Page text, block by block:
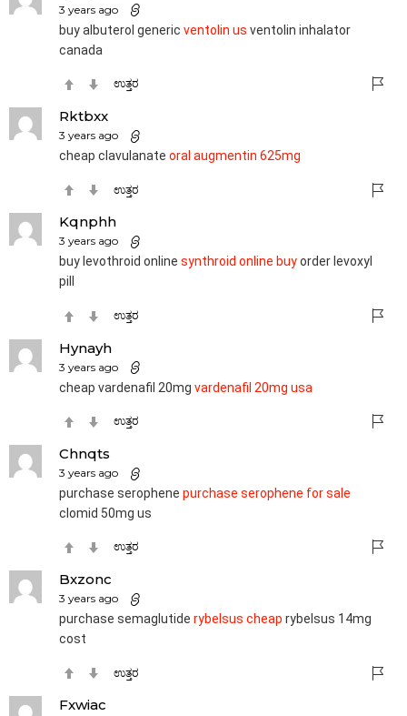
3 years ago
buy albuterol generic ventolin us ventolin inhalator
canada
ಉತ್ತರ
Rktbxx
3 years ago
cheap clavulanate oral augmentin 625mg
ಉತ್ತರ
Kqnphh
3 years ago
buy levothroid online synthroid online buyorder levoxyl
pill
ಉತ್ತರ
Hynayh
3 years ago
cheap vardenafil 20mg vardenafil 20mg usa
ಉತ್ತರ
Chnqts
3 years ago
purchase serophene purchase serophene for sale
clomid 50mg us
ಉತ್ತರ
Bxzonc
3 years ago
purchase semaglutide rybelsus cheap rybelsus 14mg
cost
ಉತ್ತರ
Fxwiac